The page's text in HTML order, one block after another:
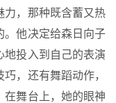
力，那种既含蓄又热
。他决定给森日向子
地投入到自己的表演
，还有舞蹈动作，
在舞台上，她的眼神